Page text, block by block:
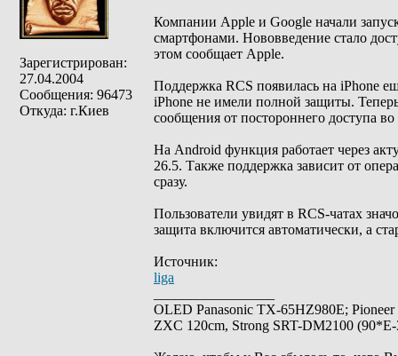
Зарегистрирован:
27.04.2004
Сообщения: 96473
Откуда: г.Киев
Компании Apple и Google начали
смартфонами. Нововведение стало
этом сообщает Apple.
Поддержка RCS появилась на iPhone
iPhone не имели полной защиты.
сообщения от постороннего доступа
На Android функция работает через
26.5. Также поддержка зависит от
сразу.
Пользователи увидят в RCS-чатах
защита включится автоматически, а
Источник:
liga
OLED Panasonic TX-65HZ980E;
ZXC 120cm, Strong SRT-DM2100